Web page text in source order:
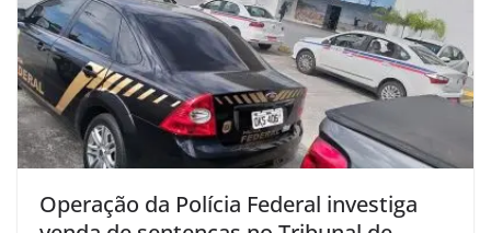
Operação da Polícia Federal investiga